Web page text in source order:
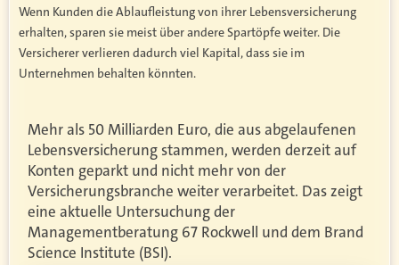
Wenn Kunden die Ablaufleistung von ihrer Lebensversicherung
erhalten, sparen sie meist über andere Spartöpfe weiter. Die
Versicherer verlieren dadurch viel Kapital, dass sie im
Unternehmen behalten könnten.
Mehr als 50 Milliarden Euro, die aus abgelaufenen
Lebensversicherung stammen, werden derzeit auf
Konten geparkt und nicht mehr von der
Versicherungsbranche weiter verarbeitet. Das zeigt
eine aktuelle Untersuchung der
Managementberatung 67 Rockwell und dem Brand
Science Institute (BSI).